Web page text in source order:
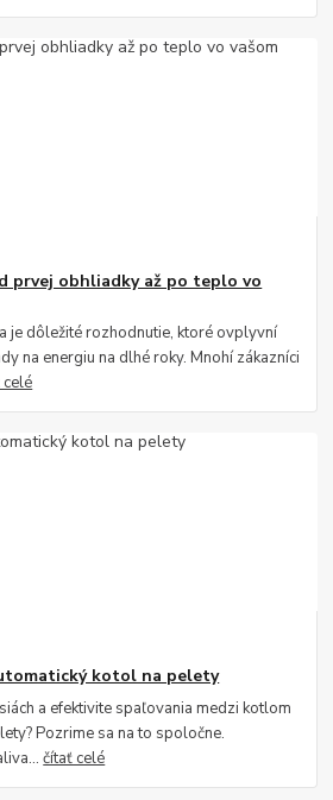
prvej obhliadky až po teplo vo
je dôležité rozhodnutie, ktoré ovplyvní
na energiu na dlhé roky. Mnohí zákazníci
kotol na pelety
a efektivite spaľovania medzi kotlom
Pozrime sa na to spoločne.
čítať celé